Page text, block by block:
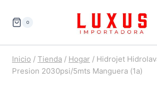
0
Inicio / Tienda / Hogar / Hidrojet
Presion 2030psi/5mts Manguera (1a)